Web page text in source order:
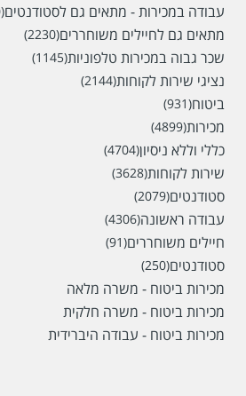
עבודה במכירות - מתאים גם לסטודנטים(490)
מתאים גם לחיילים משוחררים(2230)
שכר גבוה במכירות טלפוניות(1145)
נציגי שירות לקוחות(2144)
ביטוח(931)
מכירות(4899)
כללי וללא ניסיון(4704)
שירות לקוחות(3628)
סטודנטים(2079)
עבודה ראשונה(4306)
חיילים משוחררים(91)
סטודנטים(250)
מכירות ביטוח - משרה מלאה
מכירות ביטוח - משרה חלקית
מכירות ביטוח - עבודה היברידית